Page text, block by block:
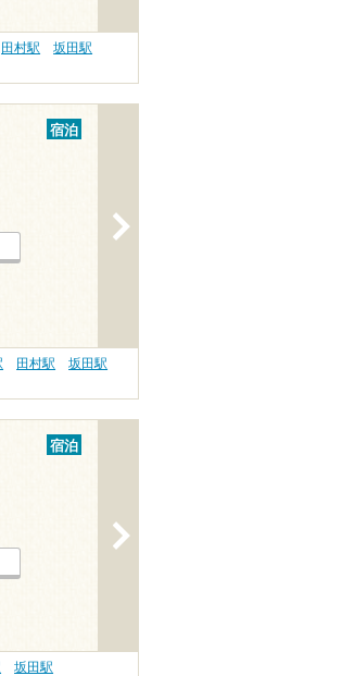
田村駅
坂田駅
宿泊
田村駅
坂田駅
宿泊
坂田駅